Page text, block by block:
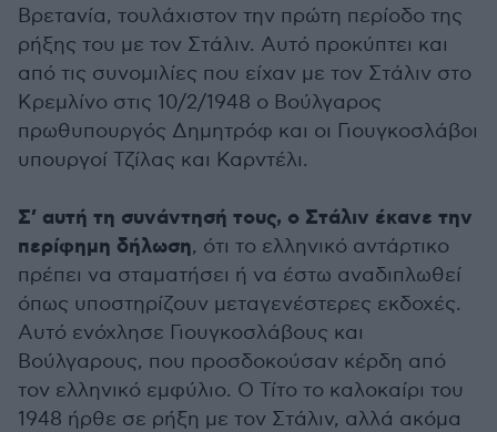
Βρετανία, τουλάχιστον την πρώτη περίοδο της
ρήξης του με τον Στάλιν. Αυτό προκύπτει και
από τις συνομιλίες που είχαν με τον Στάλιν στο
Κρεμλίνο στις 10/2/1948 ο Βούλγαρος
πρωθυπουργός Δημητρόφ και οι Γιουγκοσλάβοι
υπουργοί Τζίλας και Καρντέλι.
Σ’ αυτή τη συνάντησή τους, ο Στάλιν έκανε την
περίφημη δήλωση, ότι το ελληνικό αντάρτικο
πρέπει να σταματήσει ή να έστω αναδιπλωθεί
όπως υποστηρίζουν μεταγενέστερες εκδοχές.
Αυτό ενόχλησε Γιουγκοσλάβους και
Βούλγαρους, που προσδοκούσαν κέρδη από
τον ελληνικό εμφύλιο. Ο Τίτο το καλοκαίρι του
1948 ήρθε σε ρήξη με τον Στάλιν, αλλά ακόμα